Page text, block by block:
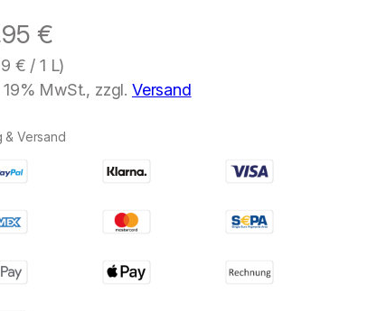
€
€ / 1 L)
19% MwSt., zzgl. Versand
& Versand